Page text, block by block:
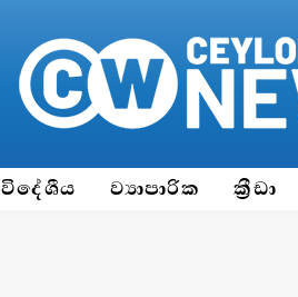
විදේශීය ව්‍යාපාරික ක්‍රීඩා